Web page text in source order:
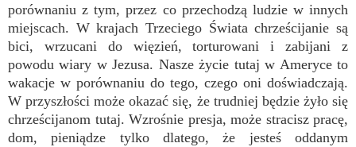
porównaniu z tym, przez co przechodzą ludzie w innych
miejscach. W krajach Trzeciego Świata chrześcijanie są
bici, wrzucani do więzień, torturowani i zabijani z
powodu wiary w Jezusa. Nasze życie tutaj w Ameryce to
wakacje w porównaniu do tego, czego oni doświadczają.
W przyszłości może okazać się, że trudniej będzie żyło się
chrześcijanom tutaj. Wzrośnie presja, może stracisz pracę,
dom, pieniądze tylko dlatego, że jesteś oddanym